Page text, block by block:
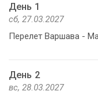
День 1
сб, 27.03.2027
Перелет Варшава -
День 2
вс, 28.03.2027